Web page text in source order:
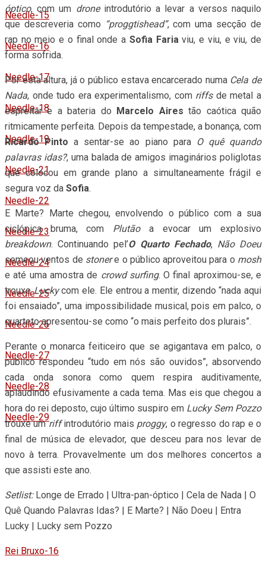
Needle-15
Needle-16
Needle-17
Needle-18
Needle-19
Needle-21
Needle-22
Needle-23
Needle-24
Needle-25
Needle-26
Needle-27
Needle-28
Needle-29
óptico, com um droneintrodutório a levar a versos naquilo
que descreveria como “proggtishead”, com uma secção de
rap no meio e o final onde a Sofia Fariaviu, e viu, e viu, de
forma sofrida.
Por esta altura, já o público estava encarcerado numa Cela de
Nada, onde tudo era experimentalismo, com riffsde metal a
espreitar e a bateria do Marcelo Aires tão caótica quão
ritmicamente perfeita. Depois da tempestade, a bonança, com
Ricardo Pinto a sentar-se ao piano para O quê quando
palavras idas?, uma balada de amigos imaginários poliglotas
que colocou em grande plano a simultaneamente frágil e
segura voz da Sofia.
E Marte? Marte chegou, envolvendo o público com a sua
ciclópica bruma, com Plutãoa evocar um explosivo
breakdown. Continuando pel’O Quarto Fechado, Não Doeu
semeou ventos de stonere o público aproveitou para o mosh
e até uma amostra de crowd surfing. O final aproximou-se, e
trouxeLuckycom ele. Ele entrou a mentir, dizendo “nada aqui
foi ensaiado”, uma impossibilidade musical, pois em palco, o
quarteto apresentou-se como “o mais perfeito dos plurais”.
Perante o monarca feiticeiro que se agigantava em palco, o
público respondeu “tudo em nós são ouvidos”, absorvendo
cada onda sonora como quem respira auditivamente,
aplaudindo efusivamente a cada tema. Mas eis que chegou a
hora do rei deposto, cujo último suspiro em Lucky Sem Pozzo
trouxe umriffintrodutório mais proggy, o regresso do rap e o
final de música de elevador, que desceu para nos levar de
novo à terra. Provavelmente um dos melhores concertos a
que assisti este ano.
Setlist:Longe de Errado | Ultra-pan-óptico | Cela de Nada | O
Quê Quando Palavras Idas? | E Marte? | Não Doeu | Entra
Lucky | Lucky sem Pozzo
Rei Bruxo-16